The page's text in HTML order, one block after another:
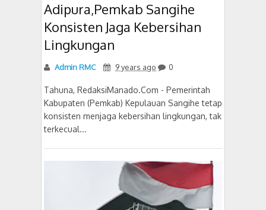
Adipura,Pemkab Sangihe
Konsisten Jaga Kebersihan
Lingkungan
Admin RMC 9 years ago 0
Tahuna, RedaksiManado.Com - Pemerintah
Kabupaten (Pemkab) Kepulauan Sangihe tetap
konsisten menjaga kebersihan lingkungan, tak
terkecual...